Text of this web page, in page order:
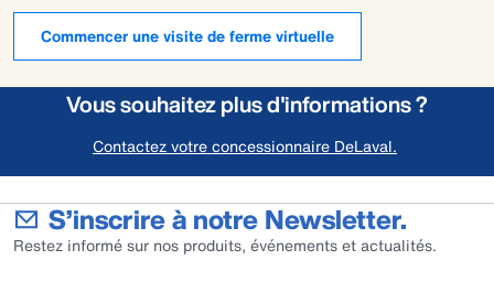
Commencer une visite de ferme virtuelle
Vous souhaitez plus d'informations ?
Contactez votre concessionnaire DeLaval.
S’inscrire à notre Newsletter.
Restez informé sur nos produits, événements et actualités.